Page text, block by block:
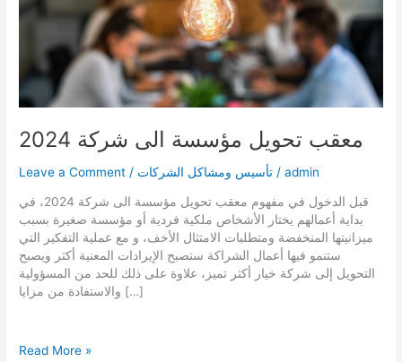
معقب تحويل مؤسسة الى شركة 2024
Leave a Comment / تأسيس ومشاكل الشركات /admin
قبل الدخول في مفهوم معقب تحويل مؤسسة الى شركة 2024، في
بداية أعمالهم يختار الأشخاص ملكية فردية أو مؤسسة صغيرة بسبب
ميزانيتها المنخفضة ومتطلبات الامتثال الأخف، و مع عملية التفكير التي
ستنمو فيها أعمال الشراكة ستصبح الإيرادات المعنية أكثر ويصبح
التحويل إلى شركة خيار أكثر تميز، علاوة على ذلك للحد من المسؤولية
والاستفادة من مزايا […]
معقب
Read More »